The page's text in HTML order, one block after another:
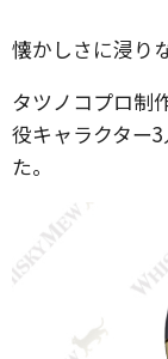
懐かしさに浸り
タツノコプロ制
役キャラクター
た。